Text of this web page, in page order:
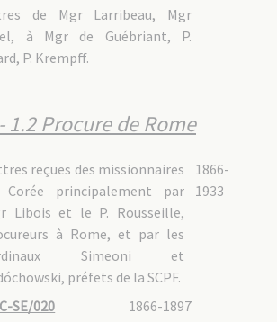
de Mgr Larribeau, Mgr
à Mgr de Guébriant, P.
P. Krempff.
1.2 Procure de Rome
1866-
1933
reçues des missionnaires
Corée principalement par
Libois et le P. Rousseille,
à Rome, et par les
Simeoni et
préfets de la SCPF.
SE/020
1866-1897